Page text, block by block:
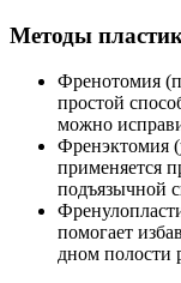
Методы
Френотомия
простой
можно
Френэктомия
применяется
подъязычной
помогает
дном полости